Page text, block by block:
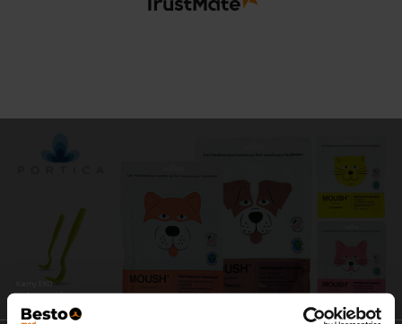
Karmy EKO
zdrowe i pyszne